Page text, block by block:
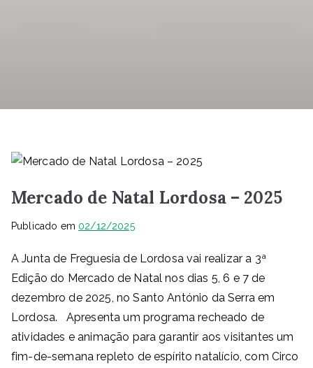
Mercado de Natal Lordosa – 2025
Publicado em 02/12/2025
A Junta de Freguesia de Lordosa vai realizar a 3ª
Edição do Mercado de Natal nos dias 5, 6 e 7 de
dezembro de 2025, no Santo António da Serra em
Lordosa. Apresenta um programa recheado de
atividades e animação para garantir aos visitantes um
fim-de-semana repleto de espírito natalício, com Circo